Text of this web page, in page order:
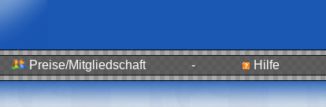
Preise/Mitgliedschaft - Hilfe